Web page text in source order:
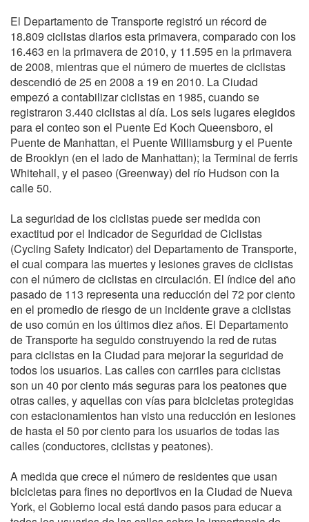
El Departamento de Transporte registró un récord de
18.809 ciclistas diarios esta primavera, comparado con los
16.463 en la primavera de 2010, y 11.595 en la primavera
de 2008, mientras que el número de muertes de ciclistas
descendió de 25 en 2008 a 19 en 2010. La Ciudad
empezó a contabilizar ciclistas en 1985, cuando se
registraron 3.440 ciclistas al día. Los seis lugares elegidos
para el conteo son el Puente Ed Koch Queensboro, el
Puente de Manhattan, el Puente Williamsburg y el Puente
de Brooklyn (en el lado de Manhattan); la Terminal de ferris
Whitehall, y el paseo (Greenway) del río Hudson con la
calle 50.
La seguridad de los ciclistas puede ser medida con
exactitud por el Indicador de Seguridad de Ciclistas
(Cycling Safety Indicator) del Departamento de Transporte,
el cual compara las muertes y lesiones graves de ciclistas
con el número de ciclistas en circulación. El índice del año
pasado de 113 representa una reducción del 72 por ciento
en el promedio de riesgo de un incidente grave a ciclistas
de uso común en los últimos diez años. El Departamento
de Transporte ha seguido construyendo la red de rutas
para ciclistas en la Ciudad para mejorar la seguridad de
todos los usuarios. Las calles con carriles para ciclistas
son un 40 por ciento más seguras para los peatones que
otras calles, y aquellas con vías para bicicletas protegidas
con estacionamientos han visto una reducción en lesiones
de hasta el 50 por ciento para los usuarios de todas las
calles (conductores, ciclistas y peatones).
A medida que crece el número de residentes que usan
bicicletas para fines no deportivos en la Ciudad de Nueva
York, el Gobierno local está dando pasos para educar a